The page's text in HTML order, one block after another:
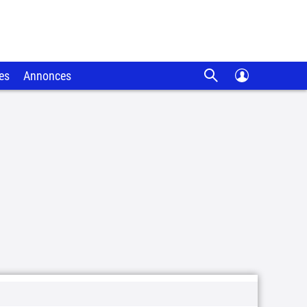
Annonces